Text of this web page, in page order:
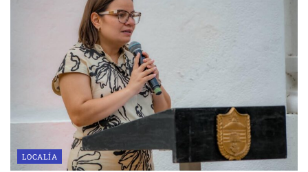
LOCALÍA